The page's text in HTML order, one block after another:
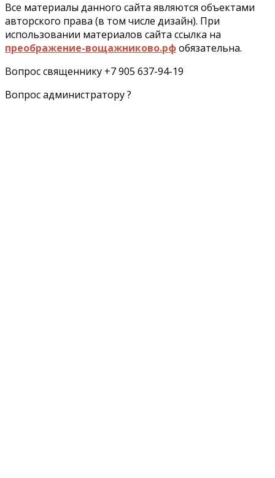
Все материалы данного сайта являются объектами
авторского права (в том числе дизайн). При
использовании материалов сайта ссылка на
преображение-вощажниково.рфобязательна.
Вопрос священнику +7 905 637-94-19
Вопрос администратору ?